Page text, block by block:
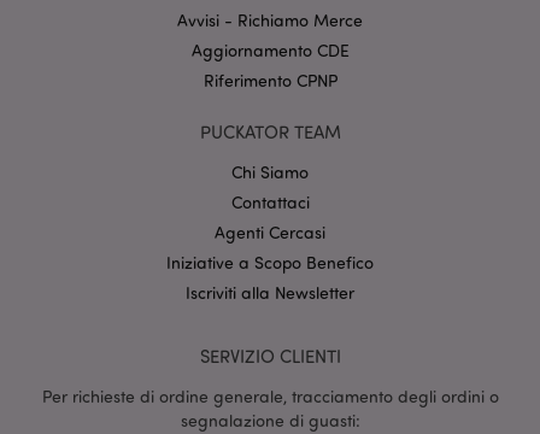
Avvisi - Richiamo Merce
Aggiornamento CDE
Riferimento CPNP
PUCKATOR TEAM
Chi Siamo
Contattaci
Agenti Cercasi
Iniziative a Scopo Benefico
Iscriviti alla Newsletter
SERVIZIO CLIENTI
Per richieste di ordine generale, tracciamento degli ordini o
segnalazione di guasti:
CookieScriptConsent
recently_viewed_product
l"Informativa sulla privacy di Google